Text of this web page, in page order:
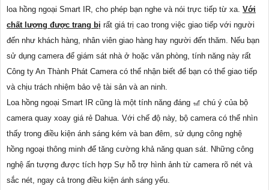
loa hồng ngoại Smart IR, cho phép bạn nghe và nói trực tiếp từ xa. Với
chất lượng được trang bị rất giá trị cao trong việc giao tiếp với người
đến như khách hàng, nhân viên giao hàng hay người đến thăm. Nếu bạn
sử dụng camera để giám sát nhà ở hoặc văn phòng, tính năng này rất
Công ty An Thành Phát Camera có thể nhận biết để bạn có thể giao tiếp
và chịu trách nhiệm bảo vệ tài sản và an ninh.
Loa hồng ngoại Smart IR cũng là một tính năng đáng 🎢 chú ý của bộ
camera quay xoay giá rẻ Dahua. Với chế độ này, bộ camera có thể nhìn
thấy trong điều kiện ánh sáng kém và ban đêm, sử dụng công nghệ
hồng ngoại thông minh để tăng cường khả năng quan sát. Những công
nghệ ấn tượng được tích hợp Sự hỗ trợ hình ảnh từ camera rõ nét và
sắc nét, ngay cả trong điều kiện ánh sáng yếu.